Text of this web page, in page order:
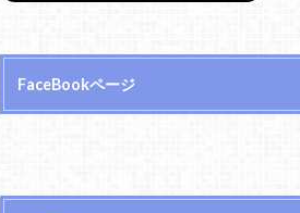
FaceBookページ